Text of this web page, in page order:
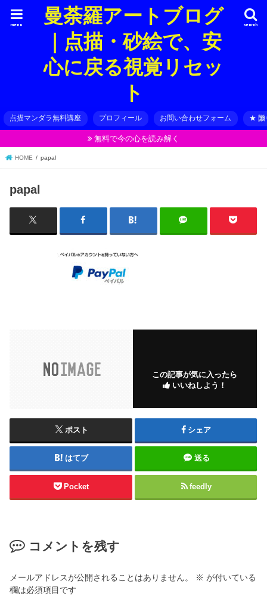
曼荼羅アートブログ
｜点描・砂絵で、安
心に戻る視覚リセッ
ト
search
menu
点描マンダラ無料講座 プロフィール お問い合わせフォーム ★ 贈
無料で今の心を読み解く
HOME papal
papal
この記事が気に入ったら
いいねしよう！
ポスト シェア
はてブ 送る
Pocket feedly
コメントを残す
メールアドレスが公開されることはありません。 ※ が付いている
欄は必須項目です